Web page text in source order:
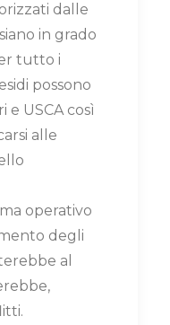
dalle
in grado
tutto i
possono
e USCA così
alle
operativo
degli
al